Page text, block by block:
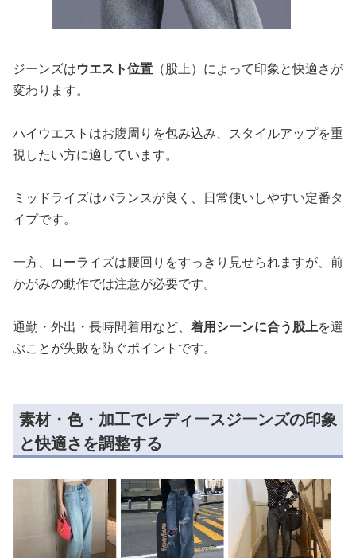
ジーンズはウエスト位置 （股上）によって印象と快適さが
変わります。
ハイウエストはお腹周りを包み込み、スタイルアップを重
視したい方に適しています。
ミッドライズはバランスが良く、日常使いしやすい定番タ
イプです。
一方、ローライズは腰回りをすっきり見せられますが、前
かがみの動作では注意が必要です。
通勤・外出・長時間着用など、 着用シーンに合う股上を選
ぶことが失敗を防ぐポイントです。
素材・色・加工でレディースジーンズの印象
と快適さを調整する